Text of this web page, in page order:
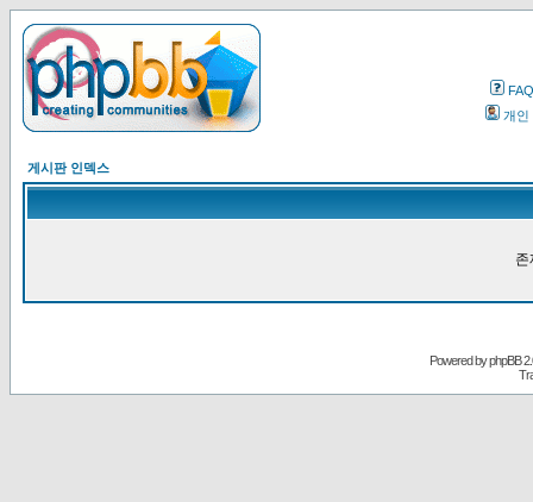
FAQ
개인
게시판 인덱스
존
Powered byphpBB